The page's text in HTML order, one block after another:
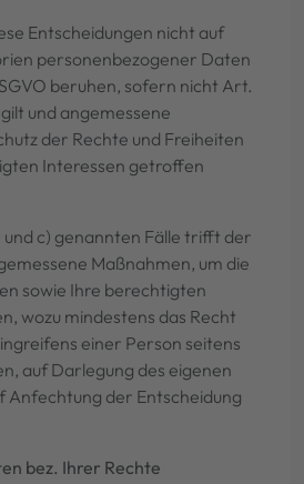
Entscheidungen nicht auf
personenbezogener Daten
beruhen, sofern nicht Art.
und angemessene
der Rechte und Freiheiten
Interessen getroffen
und c) genannten Fälle trifft der
Maßnahmen, um die
sowie Ihre berechtigten
wozu mindestens das Recht
einer Person seitens
auf Darlegung des eigenen
Anfechtung der Entscheidung
bez. Ihrer Rechte